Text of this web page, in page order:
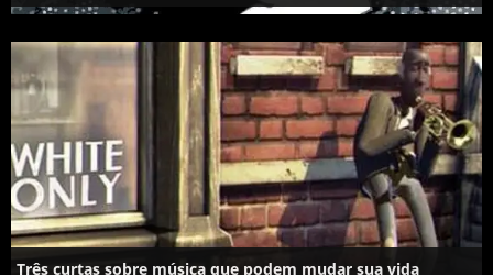
Três curtas sobre música que podem mudar sua vida